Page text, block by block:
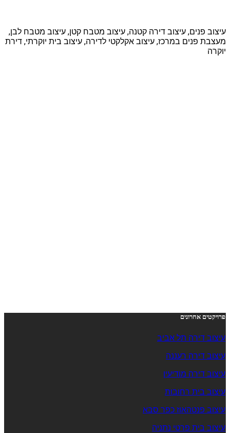
עיצוב פנים, עיצוב דירה קטנה, עיצוב מטבח קטן, עיצוב מטבח לבן,
מעצבת פנים במרכז, עיצוב אקלקטי לדירה, עיצוב בית יוקרתי, דירת
יוקרה
פרויקטים אחרונים
עיצוב דירה תל אביב
עיצוב דירה רעננה
עיצוב דירה מודיעין
עיצוב בית רחובות
עיצוב פנטהאוז כפר סבא
עיצוב בית פרטי נתניה